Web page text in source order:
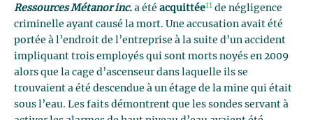
Ressources Métanor inc. a été acquittée11 de négligence
criminelle ayant causé la mort. Une accusation avait été
portée à l’endroit de l’entreprise à la suite d’un accident
impliquant trois employés qui sont morts noyés en 2009
alors que la cage d’ascenseur dans laquelle ils se
trouvaient a été descendue à un étage de la mine qui était
sous l’eau. Les faits démontrent que les sondes servant à